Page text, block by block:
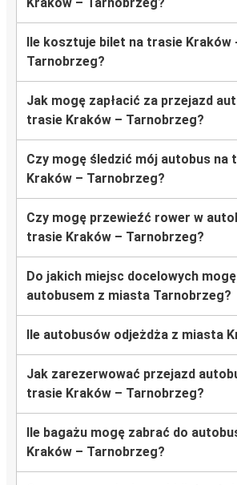
Ile kosztuje bilet na trasie Kraków
Tarnobrzeg?
Jak mogę zapłacić za przejazd
trasie Kraków – Tarnobrzeg?
Czy mogę śledzić mój autobus na
Kraków – Tarnobrzeg?
Czy mogę przewieźć rower w
trasie Kraków – Tarnobrzeg?
Do jakich miejsc docelowych
autobusem z miasta Tarnobrzeg?
Ile autobusów odjeżdża z miasta
Jak zarezerwować przejazd
trasie Kraków – Tarnobrzeg?
Ile bagażu mogę zabrać do
Kraków – Tarnobrzeg?